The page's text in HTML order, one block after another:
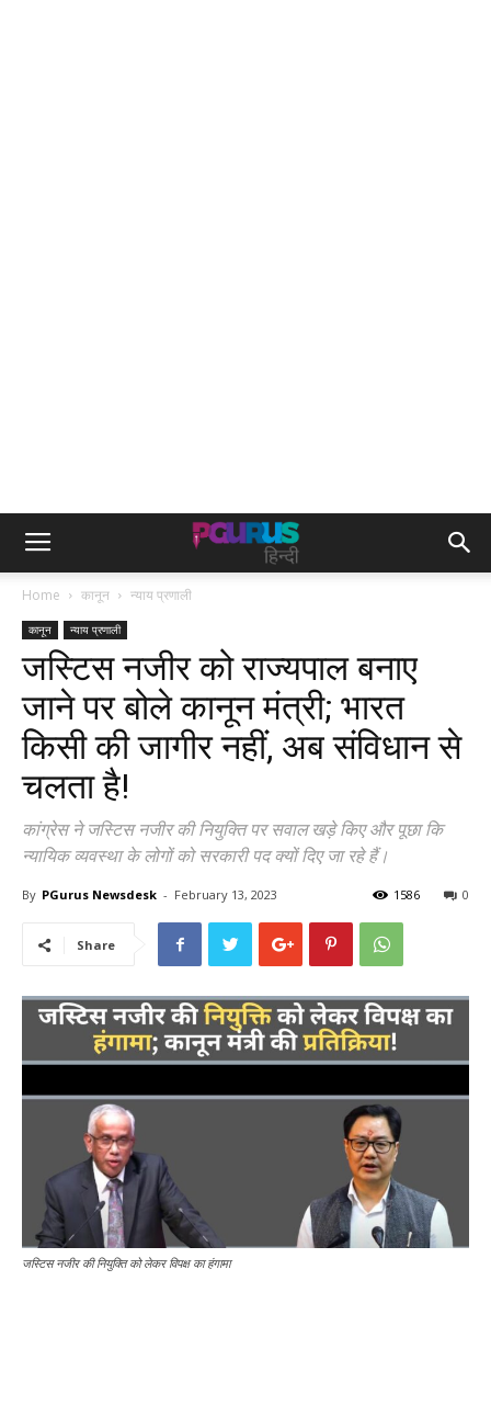
Home कानून न्याय प्रणाली
कानून न्याय प्रणाली
जस्टिस नजीर को राज्यपाल बनाए
जाने पर बोले कानून मंत्री; भारत
किसी की जागीर नहीं, अब संविधान से
चलता है!
कांग्रेस ने जस्टिस नजीर की नियुक्ति पर सवाल खड़े किए और पूछा कि
न्यायिक व्यवस्था के लोगों को सरकारी पद क्यों दिए जा रहे हैं।
By PGurus Newsdesk - February 13, 2023 0
1586
Share
जस्टिस नजीर की नियुक्ति को लेकर विपक्ष का हंगामा